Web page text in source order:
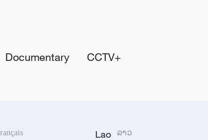
Documentary CCTV+
Lao ລາວ